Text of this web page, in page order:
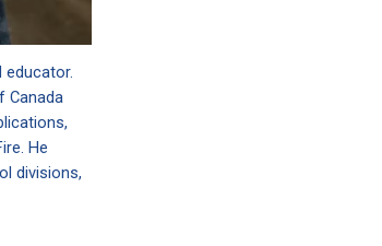
educator.
Canada
He
divisions,